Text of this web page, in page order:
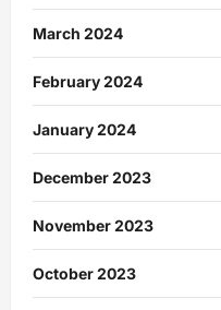
March 2024
February 2024
January 2024
December 2023
November 2023
October 2023